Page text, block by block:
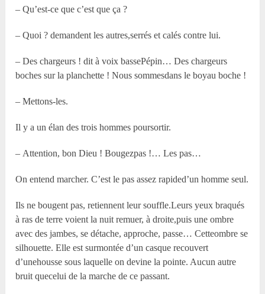
– Qu’est-ce que c’est que ça ?
– Quoi ? demandent les autres,serrés et calés contre lui.
– Des chargeurs ! dit à voix bassePépin… Des chargeurs
boches sur la planchette ! Nous sommesdans le boyau boche !
– Mettons-les.
Il y a un élan des trois hommes poursortir.
– Attention, bon Dieu ! Bougezpas !… Les pas…
On entend marcher. C’est le pas assez rapided’un homme seul.
Ils ne bougent pas, retiennent leur souffle.Leurs yeux braqués
à ras de terre voient la nuit remuer, à droite,puis une ombre
avec des jambes, se détache, approche, passe… Cetteombre se
silhouette. Elle est surmontée d’un casque recouvert
d’unehousse sous laquelle on devine la pointe. Aucun autre
bruit quecelui de la marche de ce passant.